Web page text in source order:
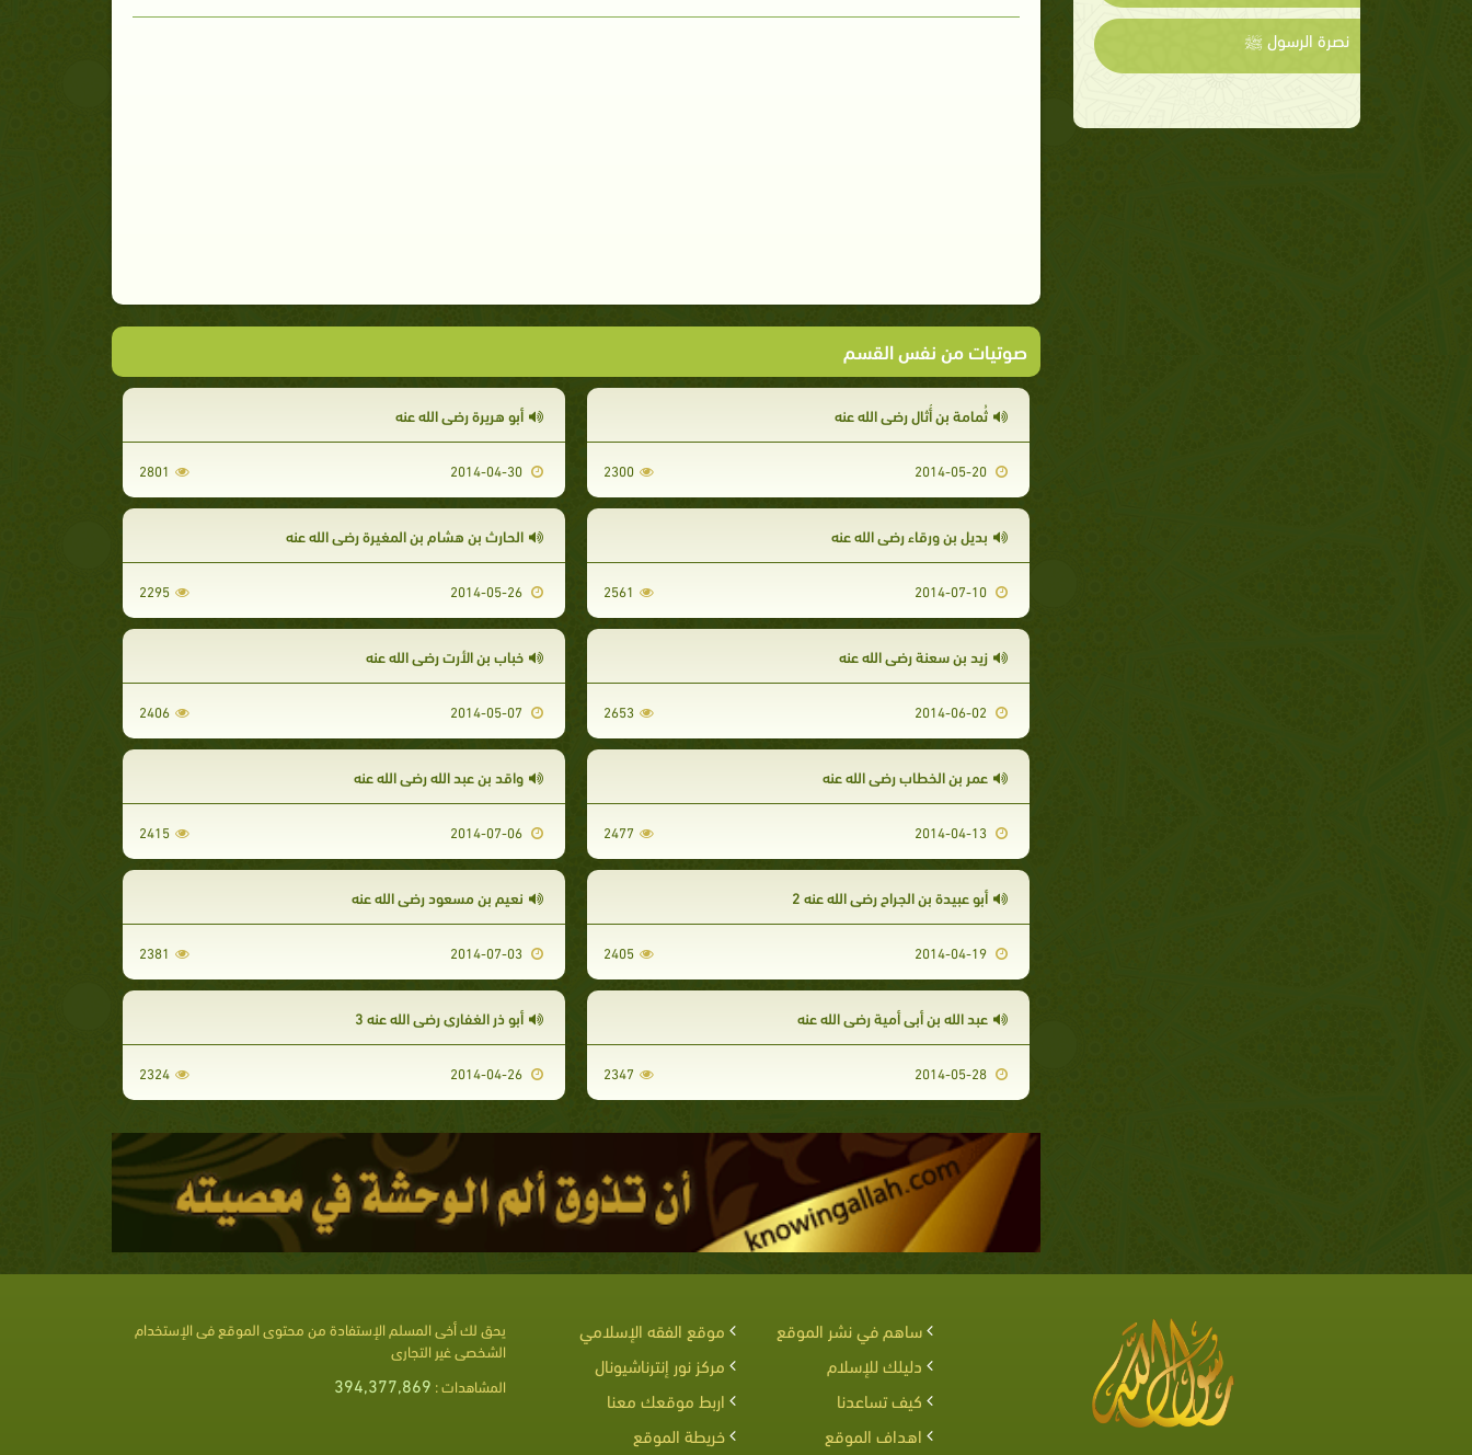
نصرة الرسول ﷺ
صوتيات من نفس القسم
ثُمامة بن أُثال رضي الله عنه
2014-05-20
2300
أبو هريرة رضي الله عنه
2014-04-30
2801
بديل بن ورقاء رضي الله عنه
2014-07-10
2561
الحارث بن هشام بن المغيرة رضي الله عنه
2014-05-26
2295
زيد بن سعنة رضي الله عنه
2653
خباب بن الأرت رضي الله عنه
2406
عمر بن الخطاب رضي الله عنه
2014-04-13
2477
واقد بن عبد الله رضي الله عنه
2014-07-06
2415
أبو عبيدة بن الجراح رضي الله عنه 2
2014-04-19
2405
نعيم بن مسعود رضي الله عنه
2014-07-03
2381
عبد الله بن أبي أمية رضي الله عنه
2014-05-28
2347
أبو ذر الغفاري رضي الله عنه 3
2014-04-26
2324
ساهم في نشر الموقع
موقع الفقه الإسلامي
دليلك للإسلام
مركز نور إنترناشيونال
كيف تساعدنا
اربط موقعك معنا
اهداف الموقع
خريطة الموقع
يحق لك أخى المسلم الإستفادة من محتوى الموقع فى الإستخدام
الشخصى غير التجارى
المشاهدات : 394,377,869